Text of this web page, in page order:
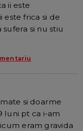
ii este
este frica si de
sufera si nu stiu
si doarme
luni pt ca i-am
eram gravida